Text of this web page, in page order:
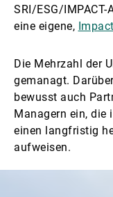
SRI/ESG/
eine eigene,
Die Mehrzahl der
gemanagt.
bewusst auch
Managern ein, die
einen langfristig
aufweisen.